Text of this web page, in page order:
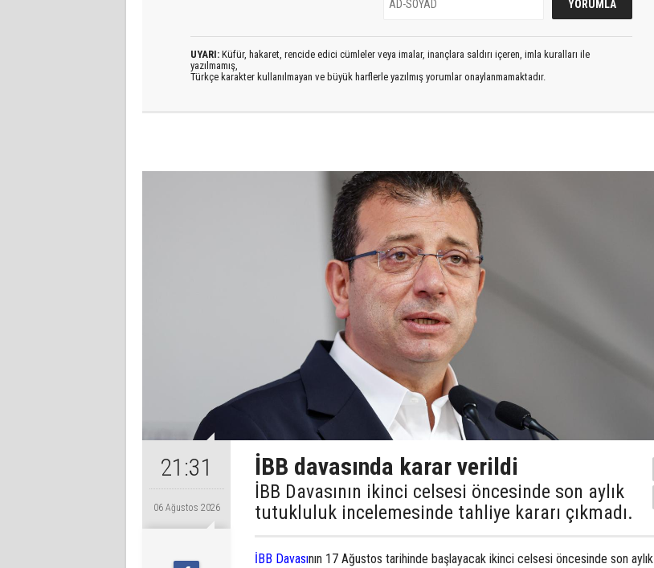
UYARI: Küfür, hakaret, rencide edici cümleler veya imalar, inançlara saldırı içeren, imla kuralları ile
yazılmamış,
Türkçe karakter kullanılmayan ve büyük harflerle yazılmış yorumlar onaylanmamaktadır.
21:31
06 Ağustos 2026
İBB davasında karar verildi
İBB Davasının ikinci celsesi öncesinde son aylık
tutukluluk incelemesinde tahliye kararı çıkmadı.
İBB Davasının 17 Ağustos tarihinde başlayacak ikinci celsesi öncesinde son aylık